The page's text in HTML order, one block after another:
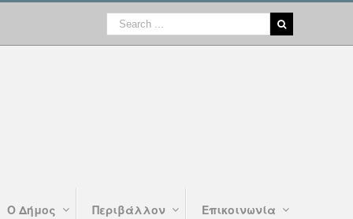
Ο Δήμος Περιβάλλον Επικοινωνία